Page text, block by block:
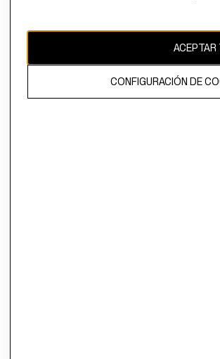
El contenido de esta página web está protegido
ACEPTAR
CONFIGURACIÓN DE